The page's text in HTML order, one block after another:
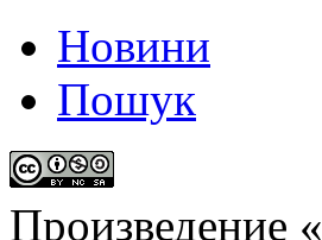
Новини
Пошук
Произведение «